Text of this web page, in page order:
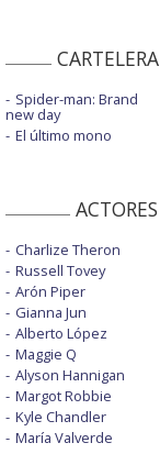
Spider-man: Brand
new day
El último mono
Charlize Theron
Russell Tovey
Arón Piper
Gianna Jun
Alberto López
Maggie Q
Alyson Hannigan
Margot Robbie
Kyle Chandler
María Valverde